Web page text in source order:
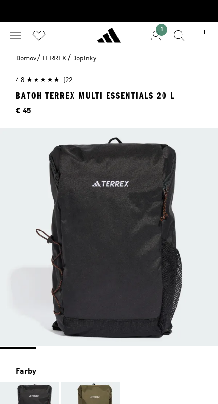
1
Domov / TERREX / Doplnky
4.8 (22)
BATOH TERREX MULTI ESSENTIALS 20 L
Cena
€ 45
Farby